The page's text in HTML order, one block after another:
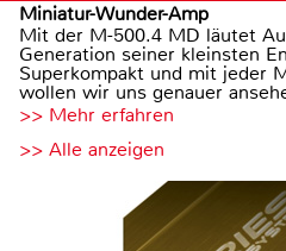
Miniatur-Wunder-Amp
Mit der M-500.4 MD läutet
Generation seiner kleinsten
Superkompakt und mit jeder
wollen wir uns genauer
>> Mehr erfahren
>> Alle anzeigen